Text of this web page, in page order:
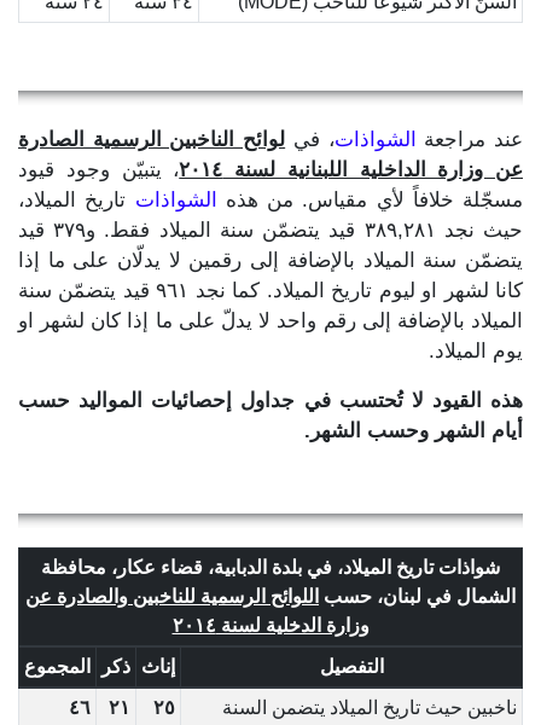
عند مراجعة الشواذات، في لوائح الناخبين الرسمية الصادرة
عن وزارة الداخلية اللبنانية لسنة ٢٠١٤
، يتبيّن وجود قيود
مسجّلة خلافاً لأي مقياس. من هذه
الشواذات تاريخ الميلاد،
حيث نجد ٣٨٩,٢٨١ قيد يتضمّن سنة الميلاد فقط. و٣٧٩ قيد
يتضمّن سنة الميلاد بالإضافة إلى رقمين لا يدلّان على ما إذا
كانا لشهر او ليوم تاريخ الميلاد. كما نجد ٩٦١ قيد يتضمّن سنة
الميلاد بالإضافة إلى رقم واحد لا يدلّ على ما إذا كان لشهر او
يوم الميلاد.
هذه القيود لا تُحتسب في جداول إحصائيات المواليد حسب
أيام الشهر وحسب الشهر.
شواذات تاريخ الميلاد، في بلدة الدبابية، قضاء عكار، محافظة
الشمال في لبنان، حسب اللوائح الرسمية للناخبين والصادرة عن
وزارة الدخلية لسنة ٢٠١٤
التفصيل
إناث ذكر
المجموع
ناخبين حيث تاريخ الميلاد يتضمن السنة
٢٥ ٢١ ٤٦